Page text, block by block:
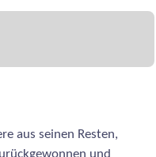
aus seinen Resten,
und